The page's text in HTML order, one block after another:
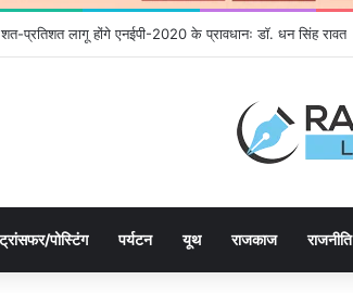
प्रतिशत लागू होंगे एनईपी-2020 के प्रावधानः डाॅ. धन सिंह रावत
पोस्टिंग पर्यटन यूथ राजकाज राजनीति